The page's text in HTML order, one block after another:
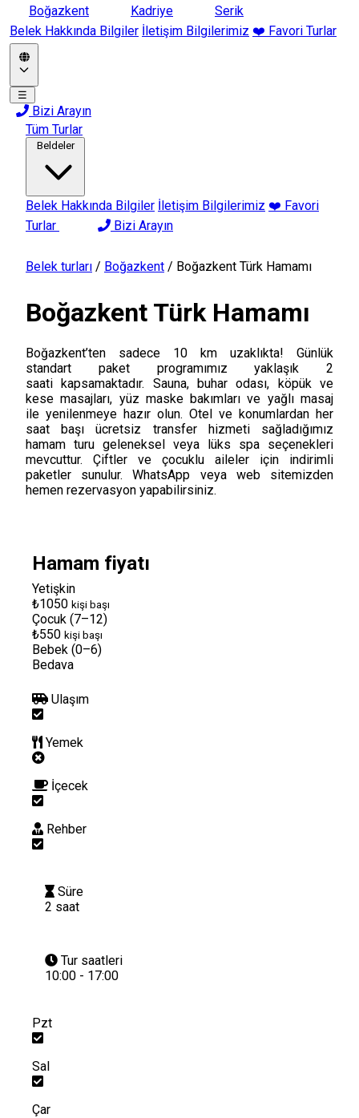
Boğazkent Kadriye
Serik
Belek Hakkında Bilgiler İletişim Bilgilerimiz ❤️ Favori Turlar
☰
Bizi Arayın
Tüm Turlar
Beldeler
Belek Hakkında Bilgiler İletişim Bilgilerimiz ❤️ Favori
Turlar
Bizi Arayın
Belek turları / Boğazkent / Boğazkent Türk Hamamı
Boğazkent Türk Hamamı
Boğazkent’ten sadece 10 km uzaklıkta! Günlük
standart paket programımız yaklaşık 2
saati kapsamaktadır. Sauna, buhar odası, köpük ve
kese masajları, yüz maske bakımları ve yağlı masaj
ile yenilenmeye hazır olun. Otel ve konumlardan her
saat başı ücretsiz transfer hizmeti sağladığımız
hamam turu geleneksel veya lüks spa seçenekleri
mevcuttur. Çiftler ve çocuklu aileler için indirimli
paketler sunulur. WhatsApp veya web sitemizden
hemen rezervasyon yapabilirsiniz.
Hamam fiyatı
Yetişkin
₺1050 kişi başı
Çocuk (7–12)
₺550 kişi başı
Bebek (0–6)
Bedava
Ulaşım
Yemek
İçecek
Rehber
Süre
2 saat
Tur saatleri
10:00 - 17:00
Pzt
Sal
Çar